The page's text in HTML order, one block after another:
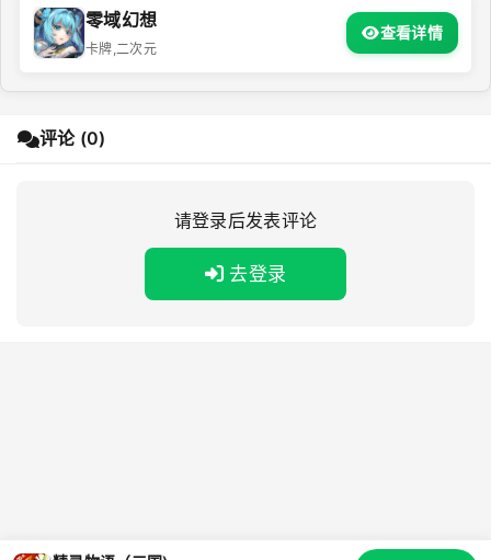
零域幻想
卡牌,二次元
查看详情
评论 (0)
请登录后发表评论
去登录